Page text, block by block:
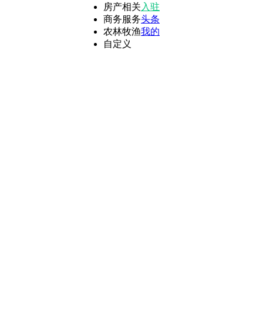
房产相关
商务服务
农林牧渔
自定义
入驻
头条
我的